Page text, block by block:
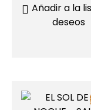
Añadir a la
deseos